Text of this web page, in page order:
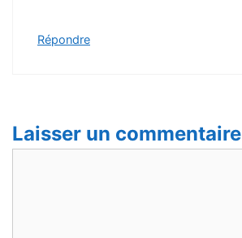
Répondre
Laisser un commentaire